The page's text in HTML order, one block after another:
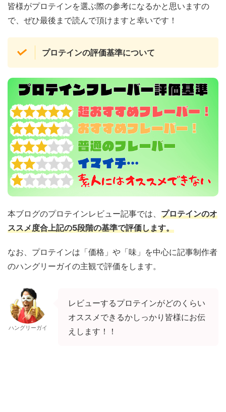
皆様がプロテインを選ぶ際の参考になるかと思いますの
で、ぜひ最後まで読んで頂けますと幸いです！
プロテインの評価基準について
本ブログのプロテインレビュー記事では、 プロテインのオ
ススメ度合上記の5段階の基準で評価します。
なお、プロテインは「価格」や「味」を中心に記事制作者
のハングリーガイの主観で評価をします。
ハングリーガイ
レビューするプロテインがどのくらい
オススメできるかしっかり皆様にお伝
えします！！